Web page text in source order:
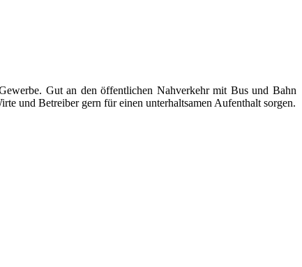
Gut an den öffentlichen Nahverkehr mit Bus und Bahn
und Betreiber gern für einen unterhaltsamen Aufenthalt sorgen.